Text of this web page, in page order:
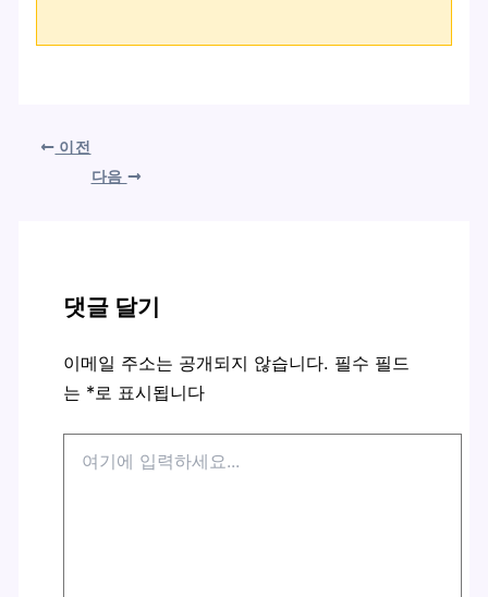
이전
다음
댓글 달기
이메일 주소는 공개되지 않습니다. 필수 필드
는 *로 표시됩니다